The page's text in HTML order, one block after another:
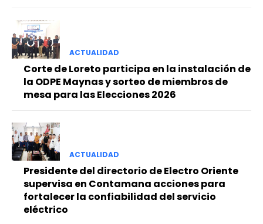
ACTUALIDAD
Corte de Loreto participa en la instalación de
la ODPE Maynas y sorteo de miembros de
mesa para las Elecciones 2026
ACTUALIDAD
Presidente del directorio de Electro Oriente
supervisa en Contamana acciones para
fortalecer la confiabilidad del servicio
eléctrico